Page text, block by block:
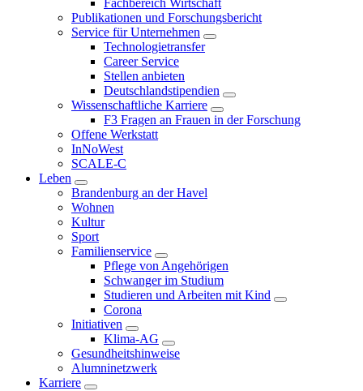
Fachbereich Wirtschaft
Publikationen und Forschungsbericht
Service für Unternehmen
Technologietransfer
Career Service
Stellen anbieten
Deutschlandstipendien
Wissenschaftliche Karriere
F3 Fragen an Frauen in der Forschung
Offene Werkstatt
InNoWest
SCALE-C
Leben
Brandenburg an der Havel
Wohnen
Kultur
Sport
Familienservice
Pflege von Angehörigen
Schwanger im Studium
Studieren und Arbeiten mit Kind
Corona
Initiativen
Klima-AG
Gesundheitshinweise
Alumninetzwerk
Karriere